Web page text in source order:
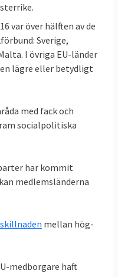
som
i
lika lön, lika
och etnisk
som
andra frågor
för
direktiv som
och punkter där
var över hälften av de
Sverige,
I övriga EU-länder
lägre eller betydligt
med fack och
socialpolitiska
har kommit
medlemsländerna
mellan hög-
medborgare haft